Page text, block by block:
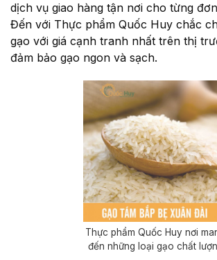
dịch vụ giao hàng tận nơi cho từng
Đến với Thực phẩm Quốc Huy chắc
gạo với giá cạnh tranh nhất trên thị
đảm bảo gạo ngon và sạch.
Thực phẩm Quốc Huy nơi
đến những loại gạo chất